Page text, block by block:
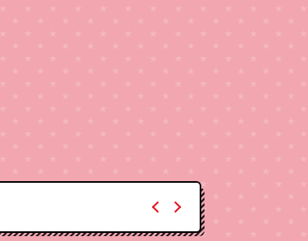
2024年2月21日 『帰ってきた